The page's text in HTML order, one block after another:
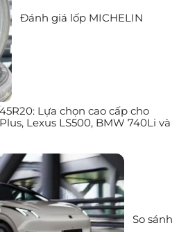
Đánh giá lốp MICHELIN
Lựa chọn cao cấp cho
Lexus LS500, BMW 740Li và
So sánh